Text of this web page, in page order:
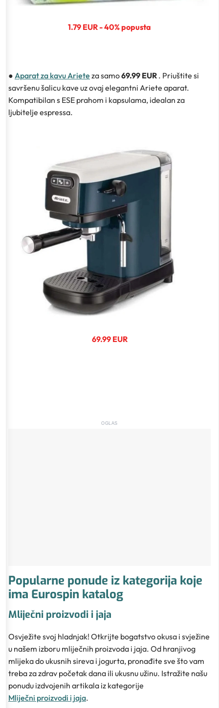
1.79 EUR - 40% popusta
● Aparat za kavu Ariete za samo69.99 EUR . Priuštite si
savršenu šalicu kave uz ovaj elegantni Ariete aparat.
Kompatibilan s ESE prahom i kapsulama, idealan za
ljubitelje espressa.
69.99 EUR
OGLAS
Popularne ponude iz kategorija koje
ima Eurospin katalog
Mliječni proizvodi i jaja
Osvježite svoj hladnjak! Otkrijte bogatstvo okusa i svježine
u našem izboru mliječnih proizvoda i jaja. Od hranjivog
mlijeka do ukusnih sireva i jogurta, pronađite sve što vam
treba za zdrav početak dana ili ukusnu užinu. Istražite našu
ponudu izdvojenih artikala iz kategorije
Mliječni proizvodi i jaja.